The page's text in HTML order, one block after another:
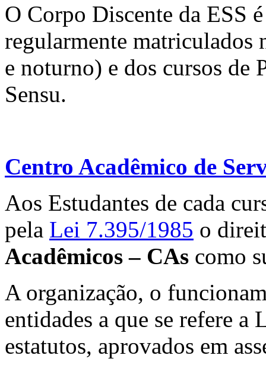
O Corpo Discente da ESS
regularmente matriculados
e noturno) e dos cursos de
Sensu.
Centro Acadêmico de
Aos Estudantes de cada
pela Lei 7.395/1985 o
Acadêmicos – CAs como
A organização, o
entidades a que se refere a
estatutos, aprovados em